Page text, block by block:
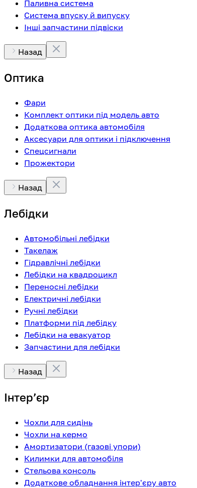
Паливна система
Система впуску й випуску
Інші запчастини підвіски
Назад
Оптика
Фари
Комплект оптики під модель авто
Додаткова оптика автомобіля
Аксесуари для оптики і підключення
Спецсигнали
Прожектори
Назад
Лебідки
Автомобільні лебідки
Такелаж
Гідравлічні лебідки
Лебідки на квадроцикл
Переносні лебідки
Електричні лебідки
Ручні лебідки
Платформи під лебідку
Лебідки на евакуатор
Запчастини для лебідки
Назад
Інтерʼєр
Чохли для сидінь
Чохли на кермо
Амортизатори (газові упори)
Килимки для автомобіля
Стельова консоль
Додаткове обладнання інтер'єру авто